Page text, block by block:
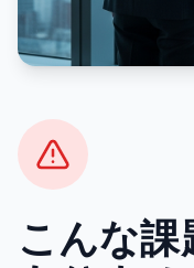
こんな課